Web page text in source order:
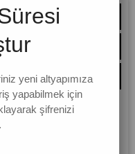
yeni altyapımıza
yapabilmek için
şifrenizi